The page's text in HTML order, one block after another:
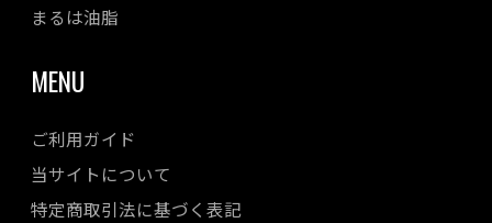
まるは油脂
MENU
ご利用ガイド
当サイトについて
特定商取引法に基づく表記